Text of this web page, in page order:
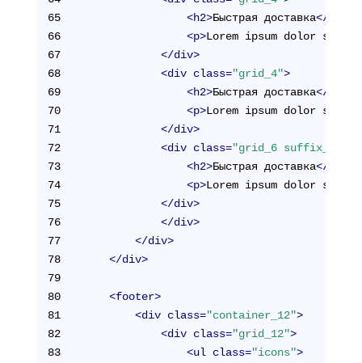
65
<h2>Быстрая доставка</
66
<p>Lorem ipsum dolor sit
67
</div>
68
<div class="grid_4">
69
<h2>Быстрая доставка</
70
<p>Lorem ipsum dolor sit
71
</div>
72
<div class="grid_6 suffix_1"
73
<h2>Быстрая доставка</
74
<p>Lorem ipsum dolor sit
75
</div>
76
</div>
77
</div>
78
</div>
79
80
<footer>
81
<div class="container_12">
82
<div class="grid_12">
83
<ul class="icons">